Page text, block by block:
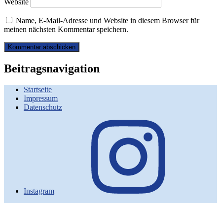
Website
Name, E-Mail-Adresse und Website in diesem Browser für
meinen nächsten Kommentar speichern.
Beitragsnavigation
Startseite
Impressum
Datenschutz
Instagram